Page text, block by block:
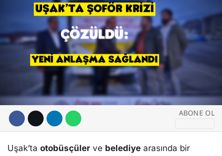
WhatsApp İhbar
Hattı
Facebook
Instagram
DİĞER
ABONE OL
Uşak’ta otobüsçüler ve belediye arasında bir